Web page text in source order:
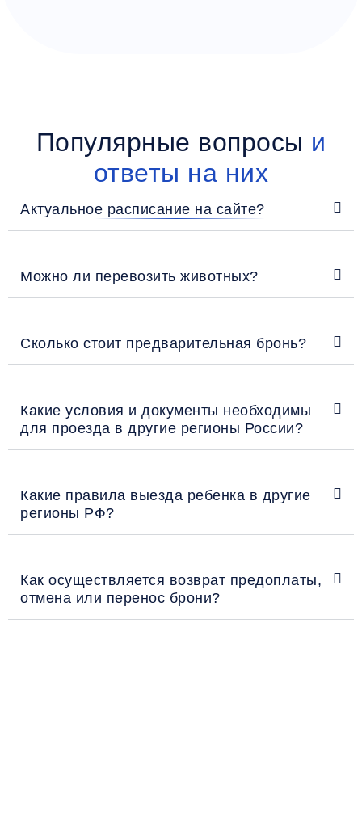
Популярные вопросы и
ответы на них
Актуальное расписание на сайте?
Можно ли перевозить животных?
Сколько стоит предварительная бронь?
Какие условия и документы необходимы
для проезда в другие регионы России?
Какие правила выезда ребенка в другие
регионы РФ?
Как осуществляется возврат предоплаты,
отмена или перенос брони?